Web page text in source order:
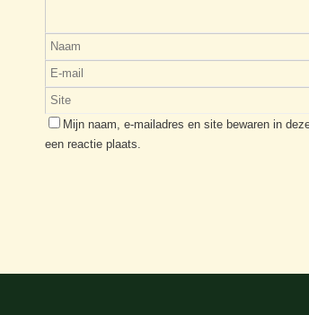
Mijn naam, e-mailadres en site bewaren in
een reactie plaats.